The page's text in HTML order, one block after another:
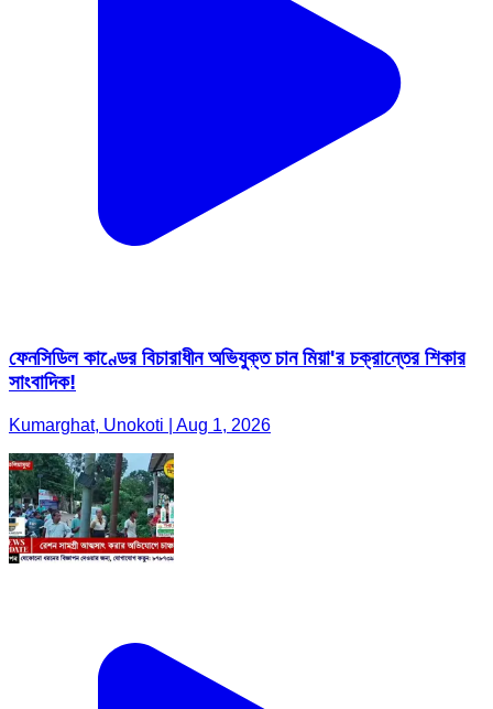
ফেনসিডিল কাণ্ডের বিচারাধীন অভিযুক্ত চান মিয়া'র চক্রান্তের শিকার
সাংবাদিক!
Kumarghat, Unokoti | Aug 1, 2026